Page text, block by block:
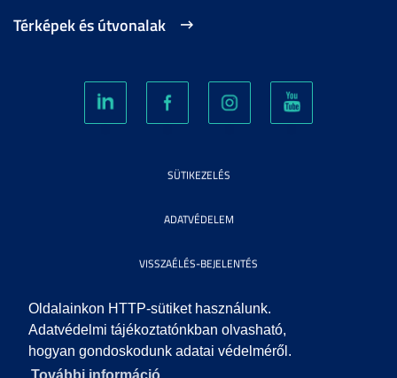
Oldalainkon HTTP-sütiket használunk.
Adatvédelmi tájékoztatónkban olvasható,
hogyan gondoskodunk adatai védelméről.
Térképek és útvonalak
SÜTIKEZELÉS
ADATVÉDELEM
VISSZAÉLÉS-BEJELENTÉS
KÖZÉRDEKŰ ADATOK
IMPRESSZUM